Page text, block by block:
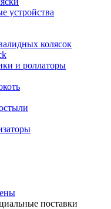
устройства
колясок
и роллаторы
поставки